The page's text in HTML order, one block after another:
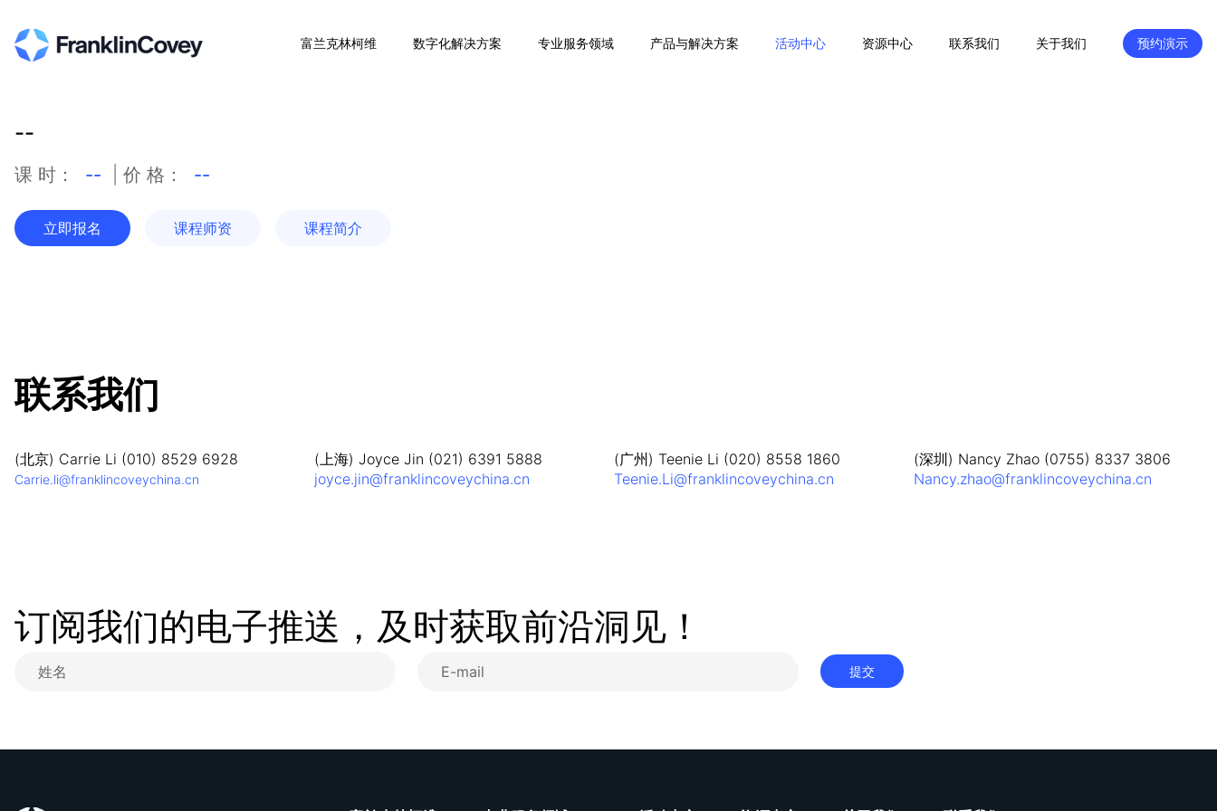
预约演示
关于我们
联系我们
资源中心
活动中心
产品与解决方案
专业服务领域
数字化解决方案
富兰克林柯维
--
课 时： -- | 价 格： --
立即报名 课程师资 课程简介
联系我们
(北京) Carrie Li (010) 8529 6928
Carrie.li@franklincoveychina.cn
(上海) Joyce Jin (021) 6391 5888
joyce.jin@franklincoveychina.cn
(广州) Teenie Li (020) 8558 1860
Teenie.Li@franklincoveychina.cn
(深圳) Nancy Zhao (0755) 8337 3806
Nancy.zhao@franklincoveychina.cn
订阅我们的电子推送，及时获取前沿洞见！
提交